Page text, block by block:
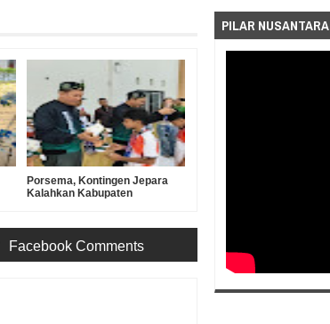
Porsema, Kontingen Jepara
Kalahkan Kabupaten
Facebook Comments
PILAR NUSANTARA